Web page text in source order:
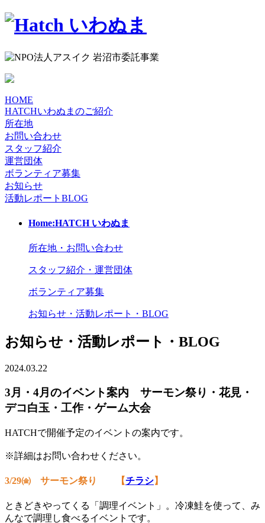
HOME
HATCHいわぬまのご紹介
所在地
お問い合わせ
スタッフ紹介
運営団体
ボランティア募集
お知らせ
活動レポート BLOG
Home:HATCH いわぬま
所在地・お問い合わせ
スタッフ紹介・運営団体
ボランティア募集
お知らせ・活動レポート・BLOG
お知らせ・活動レポート・BLOG
2024.03.22
3月・4月のイベント案内 サーモン祭り・花見・
デコ白玉・工作・ゲーム大会
HATCHで開催予定のイベントの案内です。
※詳細はお問い合わせください。
3/29㈮ サーモン祭り 【チラシ】
ときどきやってくる「調理イベント」。冷凍鮭を使って、み
んなで調理し食べるイベントです。